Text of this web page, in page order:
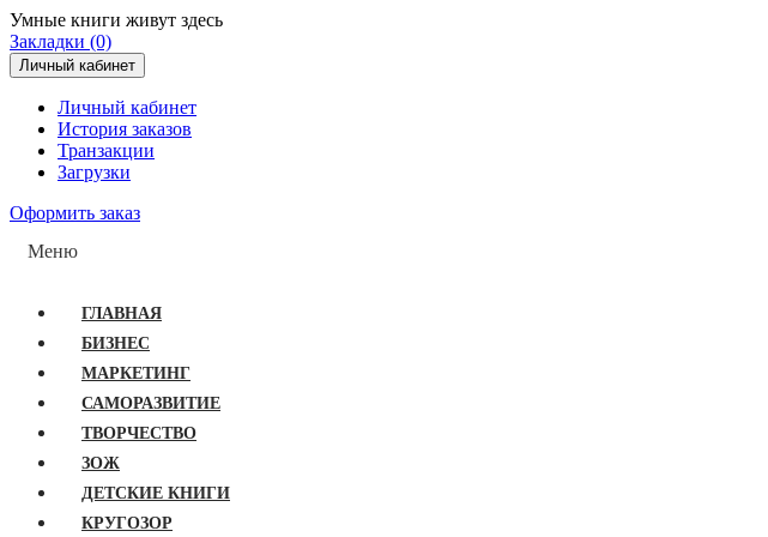
Умные книги живут здесь
Закладки (0)
Личный кабинет
Личный кабинет
История заказов
Транзакции
Загрузки
Оформить заказ
Меню
ГЛАВНАЯ
БИЗНЕС
МАРКЕТИНГ
САМОРАЗВИТИЕ
ТВОРЧЕСТВО
ЗОЖ
ДЕТСКИЕ КНИГИ
КРУГОЗОР